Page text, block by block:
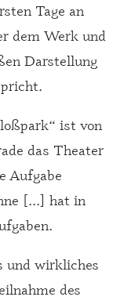
Tage an
dem Werk und
Darstellung
ist von
das Theater
Aufgabe
[...] hat in
und wirkliches
des